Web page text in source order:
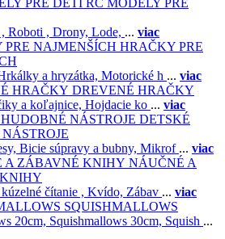
RC MODELY PRE
Roboti , Drony, Lode, ... viac
HRAČKY PRE
a hryzátka, Motorické h ... viac
DREVENÉ HRAČKY
a koľajnice, Hojdacie ko ... viac
DETSKÉ
Bicie súpravy a bubny, Mikrof ... viac
NÁUČNÉ A
čítanie , Kvído, Zábav ... viac
SQUISHMALLOWS
20cm, Squishmallows 30cm, Squish ...